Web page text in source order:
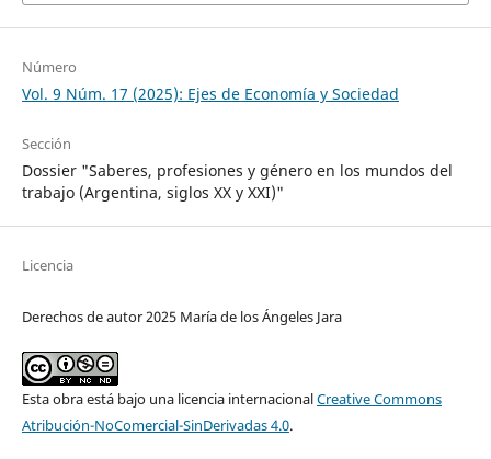
Número
Vol. 9 Núm. 17 (2025): Ejes de Economía y Sociedad
Sección
Dossier "Saberes, profesiones y género en los mundos del
trabajo (Argentina, siglos XX y XXI)"
Licencia
Derechos de autor 2025 María de los Ángeles Jara
Esta obra está bajo una licencia internacionalCreative Commons
Atribución-NoComercial-SinDerivadas 4.0.